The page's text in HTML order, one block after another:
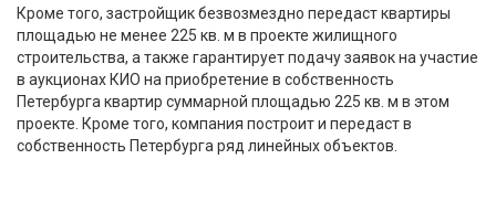
Кроме того, застройщик безвозмездно передаст квартиры
площадью не менее 225 кв. м в проекте жилищного
строительства, а также гарантирует подачу заявок на участие
в аукционах КИО на приобретение в собственность
Петербурга квартир суммарной площадью 225 кв. м в этом
проекте. Кроме того, компания построит и передаст в
собственность Петербурга ряд линейных объектов.